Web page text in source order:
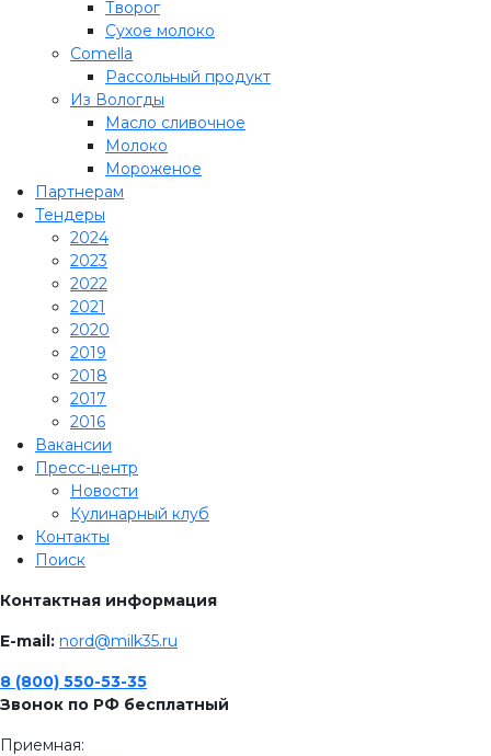
Творог
Сухое молоко
Comеlla
Рассольный продукт
Из Вологды
Масло сливочное
Молоко
Мороженое
Партнерам
Тендеры
2024
2023
2022
2021
2020
2019
2018
2017
2016
Вакансии
Пресс-центр
Новости
Кулинарный клуб
Контакты
Поиск
Контактная информация
E-mail: nord@milk35.ru
8 (800) 550-53-35
Звонок по РФ бесплатный
Приемная: